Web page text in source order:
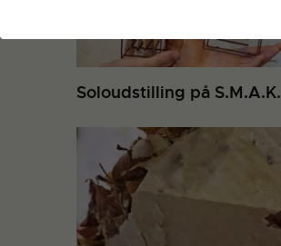
Soloudstilling på S.M.A.K.